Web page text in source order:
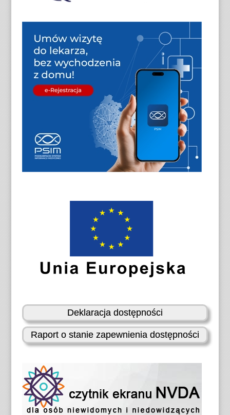
Deklaracja dostępności
Raport o stanie zapewnienia dostępności